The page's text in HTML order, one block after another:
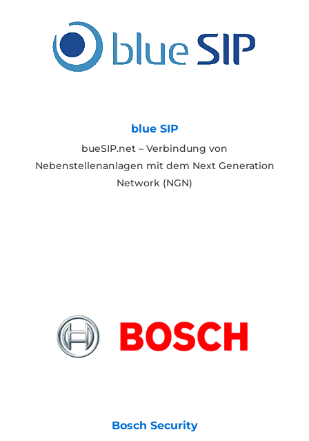
blue SIP
bueSIP.net – Verbindung von
Nebenstellenanlagen mit dem Next Generation
Network (NGN)
Bosch Security